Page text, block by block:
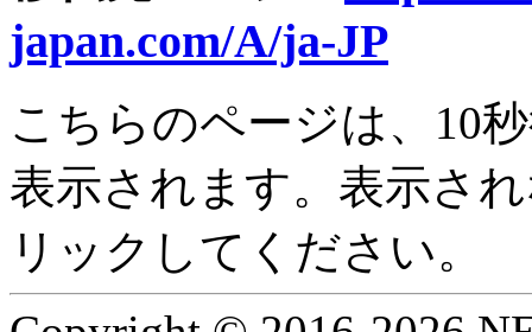
japan.com/A/ja-JP
こちらのページは、10
表示されます。表示さ
リックしてください。